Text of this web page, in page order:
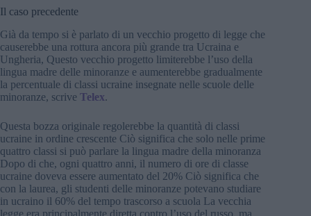
Il caso precedente
Già da tempo si è parlato di un vecchio progetto di legge che
causerebbe una rottura ancora più grande tra Ucraina e
Ungheria, Questo vecchio progetto limiterebbe l’uso della
lingua madre delle minoranze e aumenterebbe gradualmente
la percentuale di classi ucraine insegnate nelle scuole delle
minoranze, scrive Telex.
Questa bozza originale regolerebbe la quantità di classi
ucraine in ordine crescente Ciò significa che solo nelle prime
quattro classi si può parlare la lingua madre della minoranza
Dopo di che, ogni quattro anni, il numero di ore di classe
ucraine doveva essere aumentato del 20% Ciò significa che
con la laurea, gli studenti delle minoranze potevano studiare
in ucraino il 60% del tempo trascorso a scuola La vecchia
legge era principalmente diretta contro l’uso del russo, ma